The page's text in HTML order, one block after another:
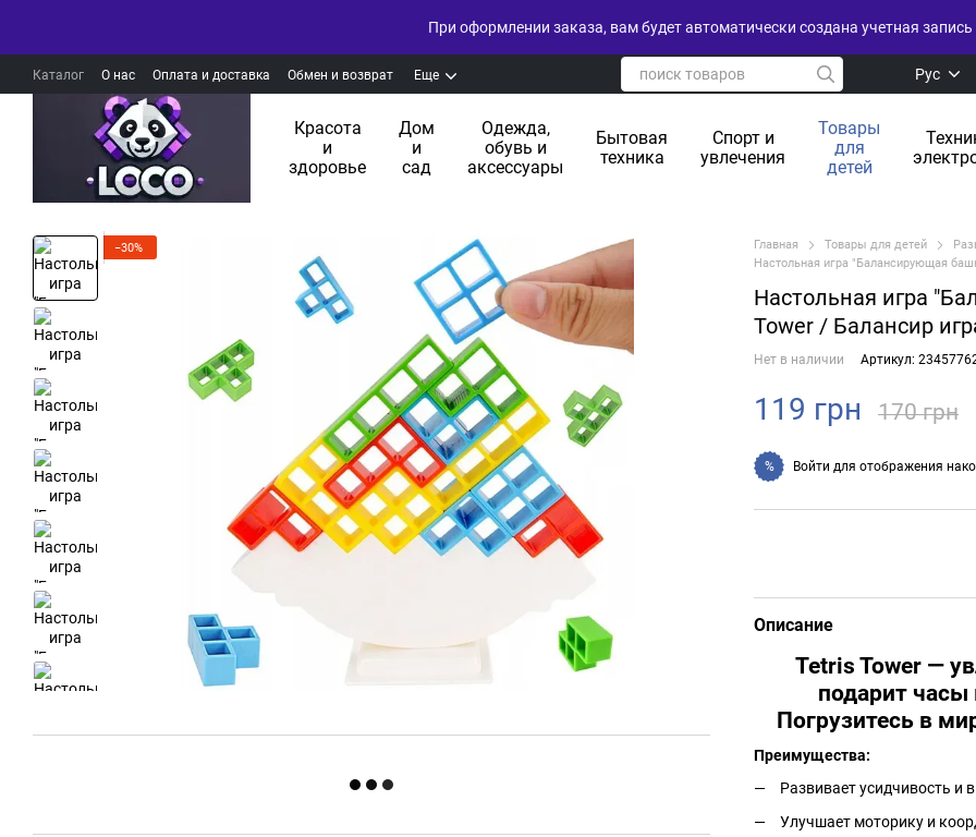
При оформлении заказа, вам будет автоматически создана учетная запись
Каталог О нас Оплата и доставка Обмен и возврат Еще Рус
Красота
и
здоровье
Дом
и
сад
Одежда,
обувь и
аксессуары
Бытовая
техника
Спорт и
увлечения
Товары
для
детей
−30% Главная Товары для детей
Настольная игра "Балансирующая
Настольная игра
Tower / Балансир
Нет в наличии Артикул:
119 грн 170 грн
% Войти для отображения
Описание
Tetris Tower —
подарит часы
Погрузитесь в
Преимущества:
Развивает усидчивость и
Улучшает моторику и